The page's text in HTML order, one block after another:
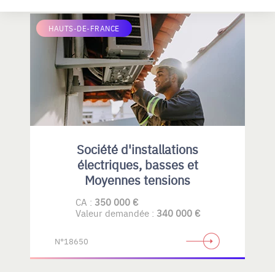
HAUTS-DE-FRANCE
Société d'installations
électriques, basses et
Moyennes tensions
CA : 350 000 €
Valeur demandée : 340 000 €
N°18650